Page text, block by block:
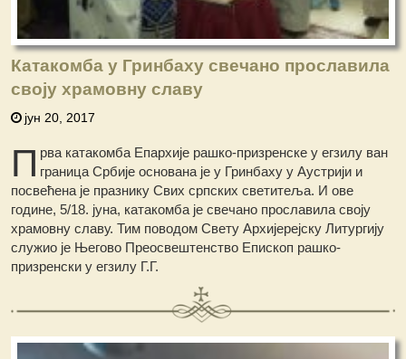
Катакомба у Гринбаху свечано прославила
своју храмовну славу
јун 20, 2017
П рва катакомба Епархије рашко-призренске у егзилу ван
граница Србије основана је у Гринбаху у Аустрији и
посвећена је празнику Свих српских светитеља. И ове
године, 5/18. јуна, катакомба је свечано прославила своју
храмовну славу. Тим поводом Свету Архијерејску Литургију
служио је Његово Преосвештенство Епископ рашко-
призренски у егзилу Г.Г.